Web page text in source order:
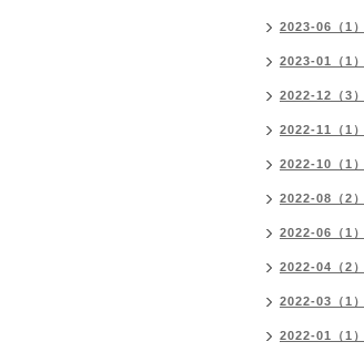
2023-06（1）
2023-01（1）
2022-12（3）
2022-11（1）
2022-10（1）
2022-08（2）
2022-06（1）
2022-04（2）
2022-03（1）
2022-01（1）